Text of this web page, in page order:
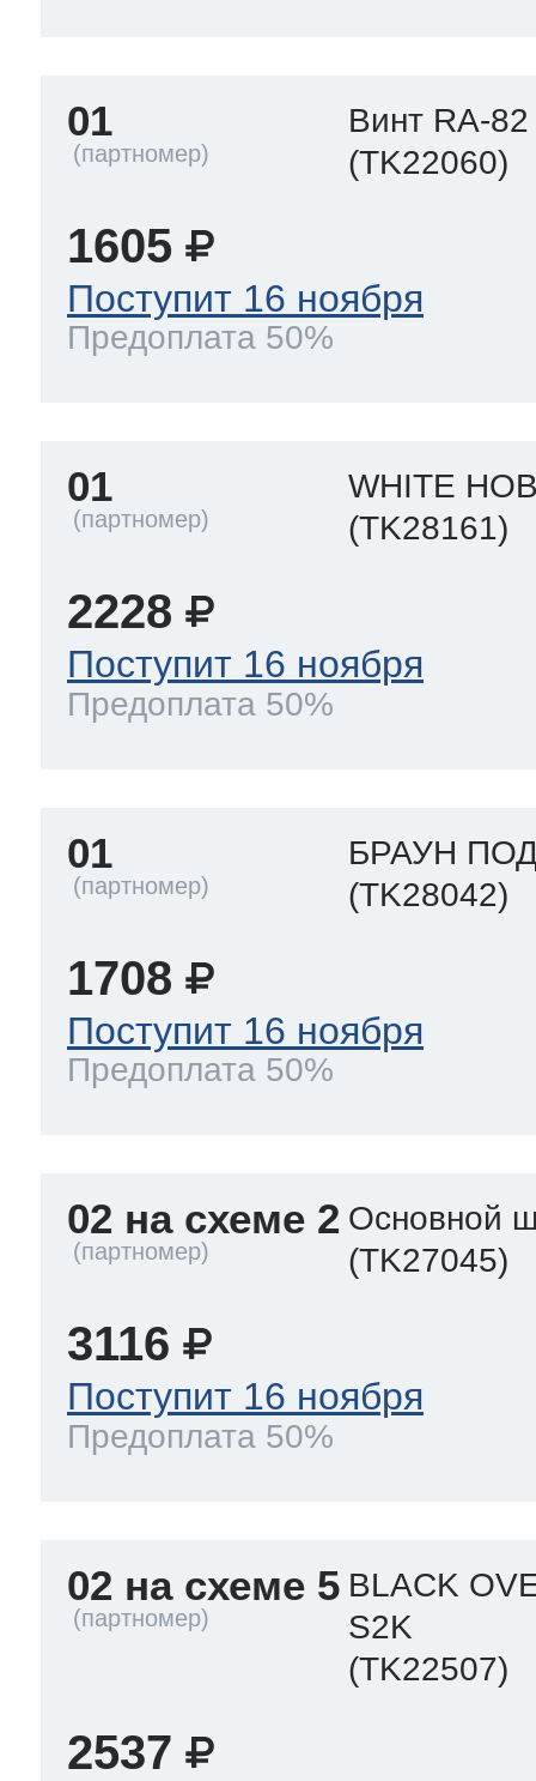
01
Винт RA-
(TK22060)
1605
Поступит 16 ноября
Предоплата 50%
01
WHITE
(TK28161)
2228
Поступит 16 ноября
Предоплата 50%
01
БРАУН
(TK28042)
1708
Поступит 16 ноября
Предоплата 50%
02 на схеме 2 Основной
(TK27045)
3116
Поступит 16 ноября
Предоплата 50%
02 на схеме 5 BLACK
S2K
(TK22507)
2537